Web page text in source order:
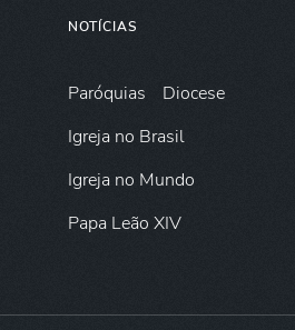
NOTÍCIAS
Paróquias
Diocese
Igreja no Brasil
Igreja no Mundo
Papa Leão XIV